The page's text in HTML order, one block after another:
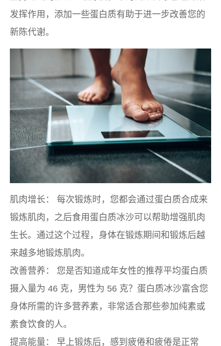
发挥作用，添加一些蛋白质有助于进一步改善您的
新陈代谢。
肌肉增长：
每次锻炼时，您都会通过蛋白质合成来
锻炼肌肉，之后食用蛋白质冰沙可以帮助增强肌肉
生长。通过这个过程，身体在锻炼期间和锻炼后越
来越多地锻炼肌肉。
改善营养：
您是否知道成年女性的推荐平均蛋白质
摄入量为 46 克，男性为 56 克？蛋白质冰沙富含您
身体所需的许多营养素，非常适合那些参加纯素或
素食饮食的人。
提高能量：
早上锻炼后，感到疲倦和疲倦是正常